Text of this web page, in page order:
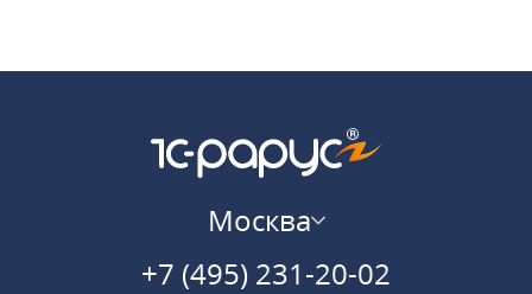
Москва
+7 (495) 231-20-02